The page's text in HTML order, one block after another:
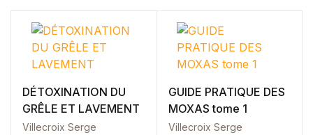
Home v10
Home v11
Home v12
Home v13
Single Product v2
Single Product v3
Single Product v4
DÉTOXINATION DU
GRÊLE ET LAVEMENT
Villecroix Serge
GUIDE PRATIQUE DES
MOXAS tome 1
Villecroix Serge